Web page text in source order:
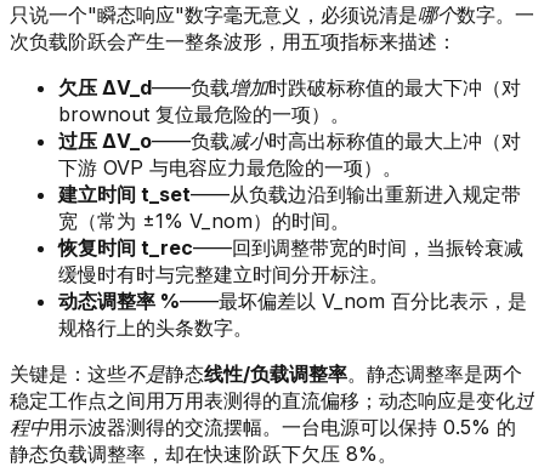
只说一个"瞬态响应"数字毫无意义，必须说清是哪个数字。一
次负载阶跃会产生一整条波形，用五项指标来描述：
欠压 ΔV_d——负载增加时跌破标称值的最大下冲（对
brownout 复位最危险的一项）。
过压 ΔV_o——负载减小时高出标称值的最大上冲（对
下游 OVP 与电容应力最危险的一项）。
建立时间 t_set——从负载边沿到输出重新进入规定带
宽（常为 ±1% V_nom）的时间。
恢复时间 t_rec——回到调整带宽的时间，当振铃衰减
缓慢时有时与完整建立时间分开标注。
动态调整率 %——最坏偏差以 V_nom 百分比表示，是
规格行上的头条数字。
关键是：这些不是静态线性/负载调整率。静态调整率是两个
稳定工作点之间用万用表测得的直流偏移；动态响应是变化过
程中用示波器测得的交流摆幅。一台电源可以保持 0.5% 的
静态负载调整率，却在快速阶跃下欠压 8%。